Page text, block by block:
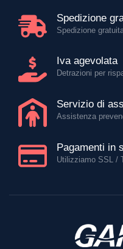
Spedizione
Spedizione
Iva agevolata
Detrazioni per
Servizio di
Assistenza
Pagamenti in
Utilizziamo SSL /